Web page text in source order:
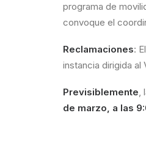
programa de
convoque el
Reclamaciones:
instancia dirigida
Previsiblemente,
de marzo, a las